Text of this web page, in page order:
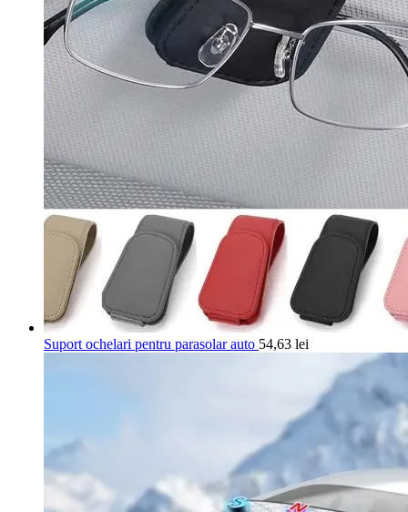
Suport ochelari pentru parasolar auto 54,63 lei